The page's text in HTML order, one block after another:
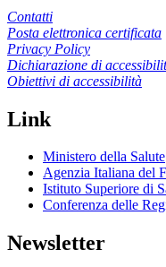
Contatti
Posta elettronica certificata
Privacy Policy
Dichiarazione di
Obiettivi di accessibilità
Link
Ministero della Salute
Agenzia Italiana del
Istituto Superiore di
Conferenza delle
Newsletter